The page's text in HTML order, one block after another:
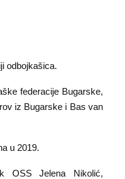
odbojkašica.
federacije Bugarske,
iz Bugarske i Bas van
u 2019.
OSS Jelena Nikolić,